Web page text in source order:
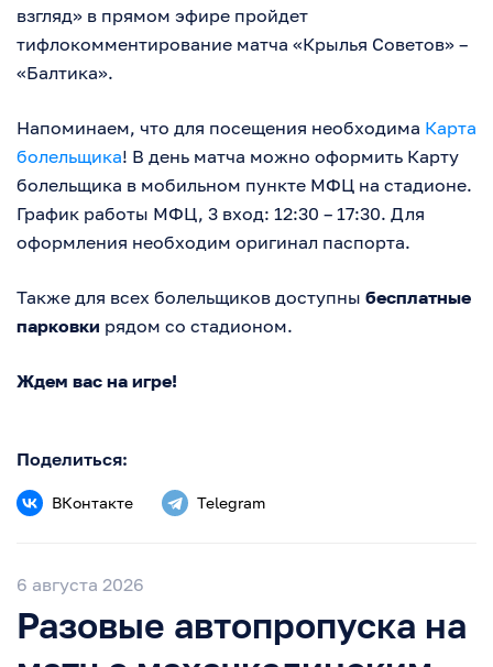
взгляд» в прямом эфире пройдет
тифлокомментирование матча «Крылья Советов» –
«Балтика».
Напоминаем, что для посещения необходима Карта
болельщика! В день матча можно оформить Карту
болельщика в мобильном пункте МФЦ на стадионе.
График работы МФЦ, 3 вход: 12:30 – 17:30. Для
оформления необходим оригинал паспорта.
Также для всех болельщиков доступны бесплатные
парковки рядом со стадионом.
Ждем вас на игре!
Поделиться:
ВКонтакте Telegram
6 августа 2026
Разовые автопропуска на